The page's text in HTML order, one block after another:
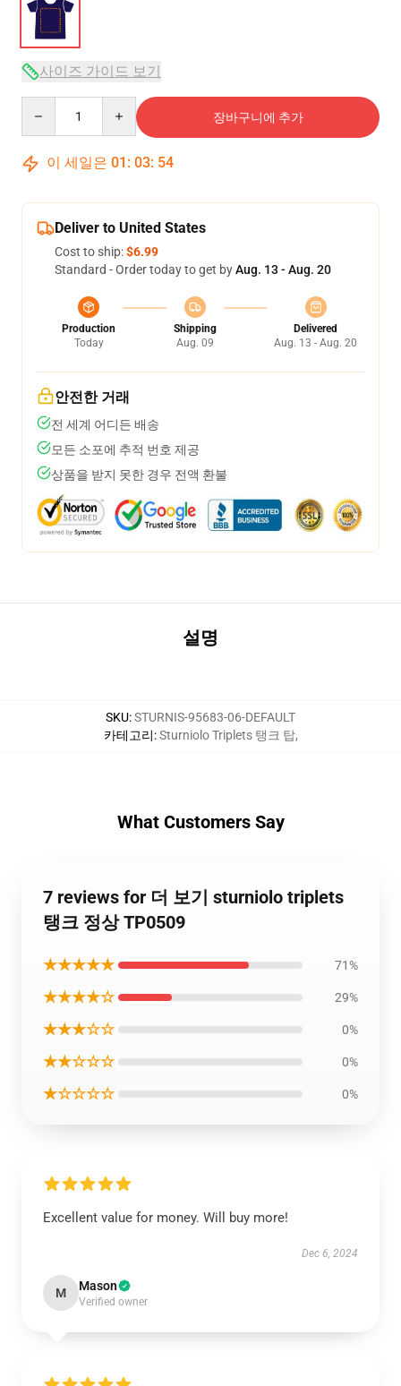
사이즈 가이드 보기
장바구니에 추가
이 세일은 01 : 03: 54
Deliver to United States
Cost to ship:$6.99
Standard - Order today to get byAug. 13 - Aug. 20
Production
Today
Shipping
Aug. 09
Delivered
Aug. 13 - Aug. 20
안전한 거래
전 세계 어디든 배송
모든 소포에 추적 번호 제공
상품을 받지 못한 경우 전액 환불
설명
SKU:STURNIS-95683-06-DEFAULT
카테고리:Sturniolo Triplets 탱크 탑,
What Customers Say
7 reviews for 더 보기 sturniolo triplets
탱크 정상 TP0509
★★★★★ 71%
★★★★☆ 29%
★★★☆☆ 0%
★★☆☆☆ 0%
★☆☆☆☆ 0%
Excellent value for money. Will buy more!
Dec 6, 2024
M Mason
Verified owner